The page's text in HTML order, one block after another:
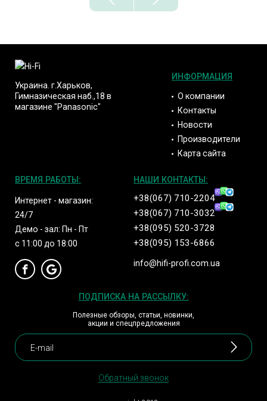
Украина. г.Харьков,
Гимназическая наб.,18 в
магазине "Panasonic"
ИНФОРМАЦИЯ
О компании
Контакты
Новости
Производители
Карта сайта
ВРЕМЯ РАБОТЫ:
Интернет - магазин:
24/7
Демо - зал: Пн - Пт
с 11:00 до 18:00
НАШИ КОНТАКТЫ:
+38(067) 710-2204
+38(067) 710-3032
+38(095) 520-3728
+38(095) 153-6866
info@hifi-profi.com.ua
ПОДПИСКА НА РАССЫЛКУ:
Полезные обзоры, статьи, новинки,
акции и спецпредложения
Обратный звонок